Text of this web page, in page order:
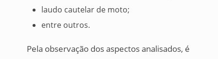
laudo cautelar de moto;
entre outros.
Pela observação dos aspectos analisados, é